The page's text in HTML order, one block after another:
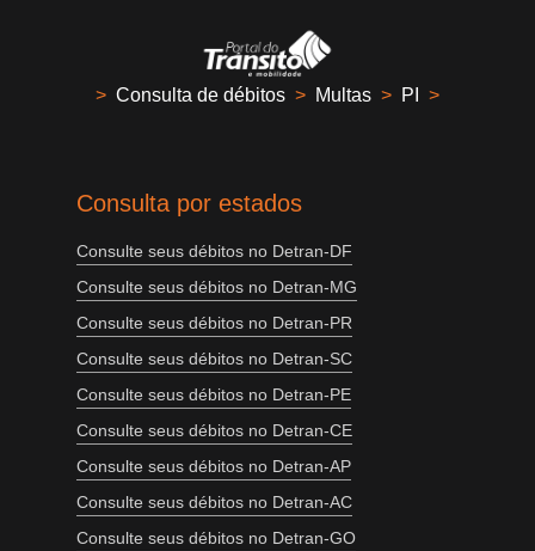
> Consulta de débitos > Multas > PI >
Consulta por estados
Consulte seus débitos no Detran-DF
Consulte seus débitos no Detran-MG
Consulte seus débitos no Detran-PR
Consulte seus débitos no Detran-SC
Consulte seus débitos no Detran-PE
Consulte seus débitos no Detran-CE
Consulte seus débitos no Detran-AP
Consulte seus débitos no Detran-AC
Consulte seus débitos no Detran-GO